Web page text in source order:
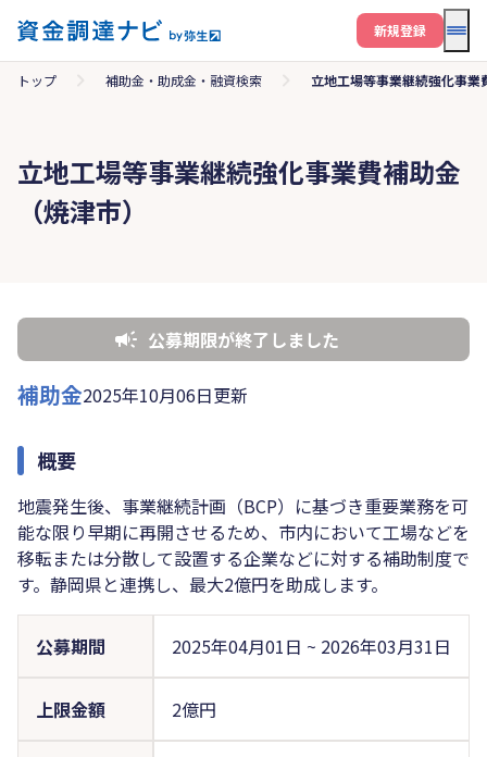
メ
新規登録
トップ 補助金・助成金・融資検索 立地工場等事業継続強化事業
立地工場等事業継続強化事業費補助金
（焼津市）
公募期限が終了しました
補助金2025年10月06日更新
概要
地震発生後、事業継続計画（BCP）に基づき重要業務を可
能な限り早期に再開させるため、市内において工場などを
移転または分散して設置する企業などに対する補助制度で
す。静岡県と連携し、最大2億円を助成します。
公募期間 2025年04月01日 ~ 2026年03月31日
上限金額 2億円